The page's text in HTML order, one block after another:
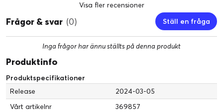
Visa fler recensioner
Frågor & svar (0) Ställ en fråga
Inga frågor har ännu ställts på denna produkt
Produktinfo
Produktspecifikationer
Release
2024-03-05
Vårt artikelnr
369857